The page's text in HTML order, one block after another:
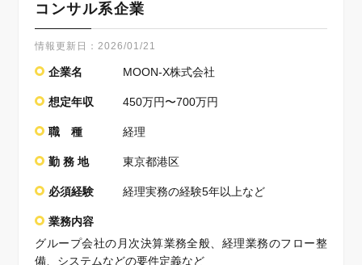
コンサル系企業
情報更新日：2026/01/21
企業名 MOON-X株式会社
想定年収 450万円〜700万円
職 種 経理
勤 務 地 東京都港区
必須経験 経理実務の経験5年以上など
業務内容
グループ会社の月次決算業務全般、経理業務のフロー整
備、システムなどの要件定義など